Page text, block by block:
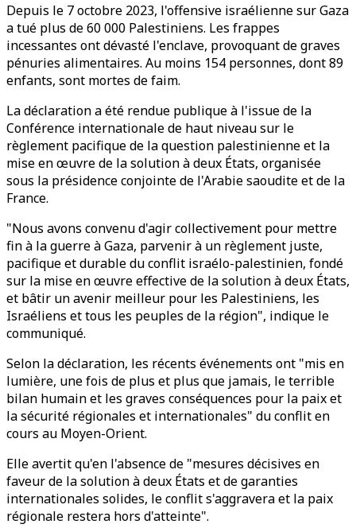
Depuis le 7 octobre 2023, l'offensive israélienne sur Gaza
a tué plus de 60 000 Palestiniens. Les frappes
incessantes ont dévasté l'enclave, provoquant de graves
pénuries alimentaires. Au moins 154 personnes, dont 89
enfants, sont mortes de faim.
La déclaration a été rendue publique à l'issue de la
Conférence internationale de haut niveau sur le
règlement pacifique de la question palestinienne et la
mise en œuvre de la solution à deux États, organisée
sous la présidence conjointe de l'Arabie saoudite et de la
France.
"Nous avons convenu d'agir collectivement pour mettre
fin à la guerre à Gaza, parvenir à un règlement juste,
pacifique et durable du conflit israélo-palestinien, fondé
sur la mise en œuvre effective de la solution à deux États,
et bâtir un avenir meilleur pour les Palestiniens, les
Israéliens et tous les peuples de la région", indique le
communiqué.
Selon la déclaration, les récents événements ont "mis en
lumière, une fois de plus et plus que jamais, le terrible
bilan humain et les graves conséquences pour la paix et
la sécurité régionales et internationales" du conflit en
cours au Moyen-Orient.
Elle avertit qu'en l'absence de "mesures décisives en
faveur de la solution à deux États et de garanties
internationales solides, le conflit s'aggravera et la paix
régionale restera hors d'atteinte".